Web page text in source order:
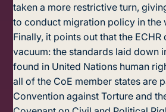
taken a more restrictive turn,
to conduct migration policy in the
Finally, it points out that the ECHR
vacuum: the standards laid down
found in United Nations human
all of the CoE member states are
Convention against Torture and